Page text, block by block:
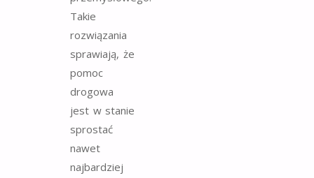
Takie
rozwiązania
sprawiają, że
pomoc
drogowa
jest w stanie
sprostać
nawet
najbardziej